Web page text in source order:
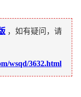
，如有疑问，请
wsqd/3632.html